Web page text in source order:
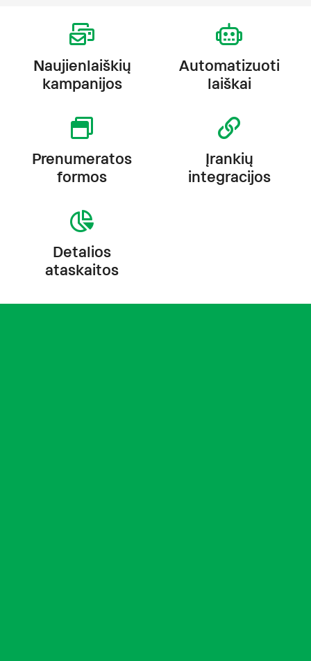
Naujienlaiškių
kampanijos
Automatizuoti
laiškai
Prenumeratos
formos
Įrankių
integracijos
Detalios
ataskaitos